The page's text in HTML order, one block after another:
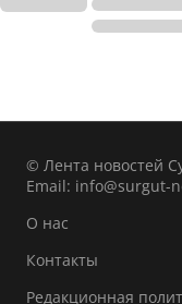
© Лента новостей
Email: info@surgut-
О нас
Контакты
Редакционная